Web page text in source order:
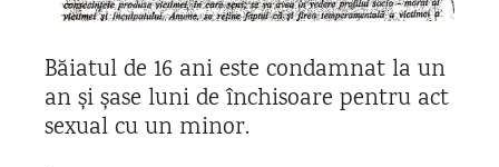
Băiatul de 16 ani este condamnat la un
an și șase luni de închisoare pentru act
sexual cu un minor.